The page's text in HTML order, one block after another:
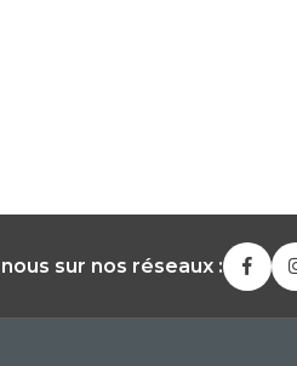
sur nos réseaux :